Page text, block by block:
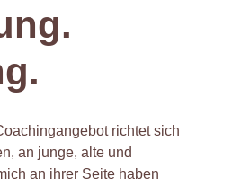
richtet sich
an junge, alte und
an ihrer Seite haben